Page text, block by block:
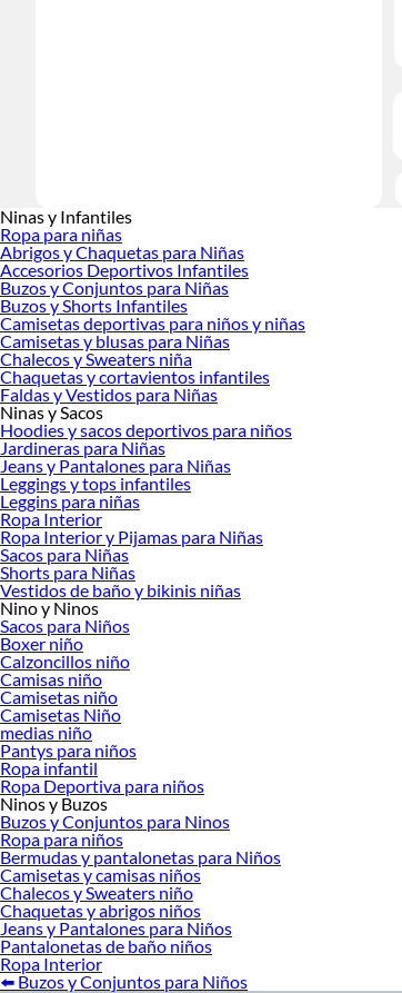
Ninas y Infantiles
Ropa para niñas
Abrigos y Chaquetas para Niñas
Accesorios Deportivos Infantiles
Buzos y Conjuntos para Niñas
Buzos y Shorts Infantiles
Camisetas deportivas para niños y niñas
Camisetas y blusas para Niñas
Chalecos y Sweaters niña
Chaquetas y cortavientos infantiles
Faldas y Vestidos para Niñas
Ninas y Sacos
Hoodies y sacos deportivos para niños
Jardineras para Niñas
Jeans y Pantalones para Niñas
Leggings y tops infantiles
Leggins para niñas
Ropa Interior
Ropa Interior y Pijamas para Niñas
Sacos para Niñas
Shorts para Niñas
Vestidos de baño y bikinis niñas
Nino y Ninos
Sacos para Niños
Boxer niño
Calzoncillos niño
Camisas niño
Camisetas niño
Camisetas Niño
medias niño
Pantys para niños
Ropa infantil
Ropa Deportiva para niños
Ninos y Buzos
Buzos y Conjuntos para Ninos
Ropa para niños
Bermudas y pantalonetas para Niños
Camisetas y camisas niños
Chalecos y Sweaters niño
Chaquetas y abrigos niños
Jeans y Pantalones para Niños
Pantalonetas de baño niños
Ropa Interior
⬅️ Buzos y Conjuntos para Niños